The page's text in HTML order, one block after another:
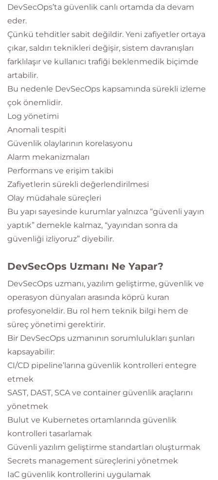
DevSecOps’ta güvenlik canlı ortamda da devam
eder.
Çünkü tehditler sabit değildir. Yeni zafiyetler ortaya
çıkar, saldırı teknikleri değişir, sistem davranışları
farklılaşır ve kullanıcı trafiği beklenmedik biçimde
artabilir.
Bu nedenle DevSecOps kapsamında sürekli izleme
çok önemlidir.
Log yönetimi
Anomali tespiti
Güvenlik olaylarının korelasyonu
Alarm mekanizmaları
Performans ve erişim takibi
Zafiyetlerin sürekli değerlendirilmesi
Olay müdahale süreçleri
Bu yapı sayesinde kurumlar yalnızca “güvenli yayın
yaptık” demekle kalmaz, “yayından sonra da
güvenliği izliyoruz” diyebilir.
DevSecOps Uzmanı Ne Yapar?
DevSecOps uzmanı, yazılım geliştirme, güvenlik ve
operasyon dünyaları arasında köprü kuran
profesyoneldir. Bu rol hem teknik bilgi hem de
süreç yönetimi gerektirir.
Bir DevSecOps uzmanının sorumlulukları şunları
kapsayabilir:
CI/CD pipeline’larına güvenlik kontrolleri entegre
etmek
SAST, DAST, SCA ve container güvenlik araçlarını
yönetmek
Bulut ve Kubernetes ortamlarında güvenlik
kontrolleri tasarlamak
Güvenli yazılım geliştirme standartları oluşturmak
Secrets management süreçlerini yönetmek
IaC güvenlik kontrollerini uygulamak